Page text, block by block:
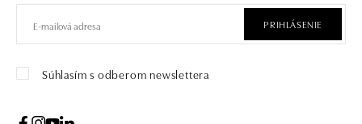
PRIHLÁSENIE
Súhlasím s odberom newslettera